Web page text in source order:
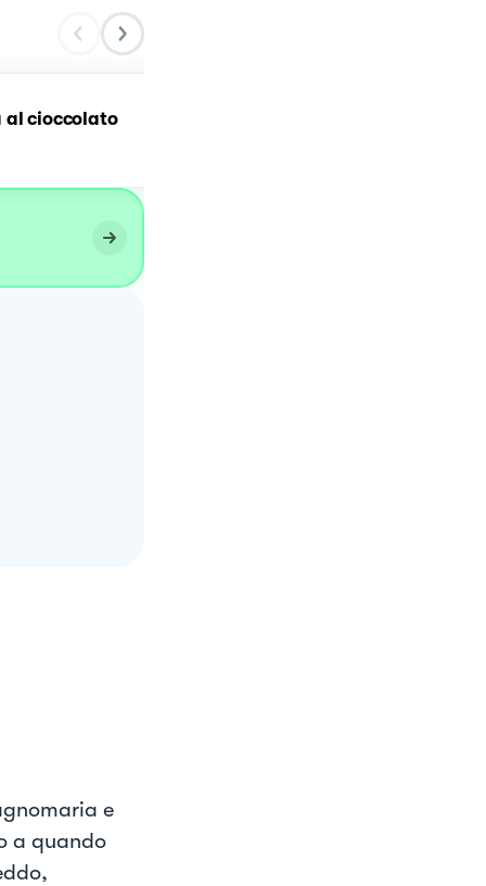
al cioccolato
e
a quando